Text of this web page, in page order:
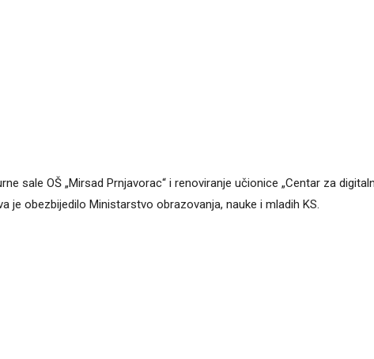
sale OŠ „Mirsad Prnjavorac“ i renoviranje učionice „Centar za
je obezbijedilo Ministarstvo obrazovanja, nauke i mladih KS.